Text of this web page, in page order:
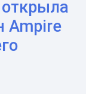
Ampire